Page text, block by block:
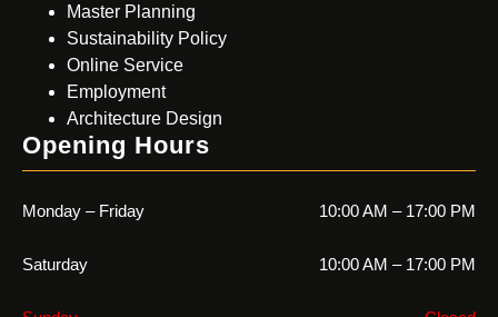
Master Planning
Sustainability Policy
Online Service
Employment
Architecture Design
Opening Hours
Monday – Friday 10:00 AM – 17:00 PM
Saturday 10:00 AM – 17:00 PM